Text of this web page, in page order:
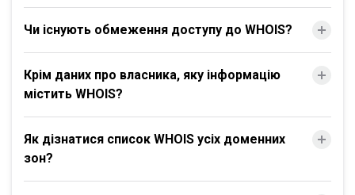
Чи існують обмеження доступу до WHOIS?
Крім даних про власника, яку інформацію
містить WHOIS?
Як дізнатися список WHOIS усіх доменних
зон?